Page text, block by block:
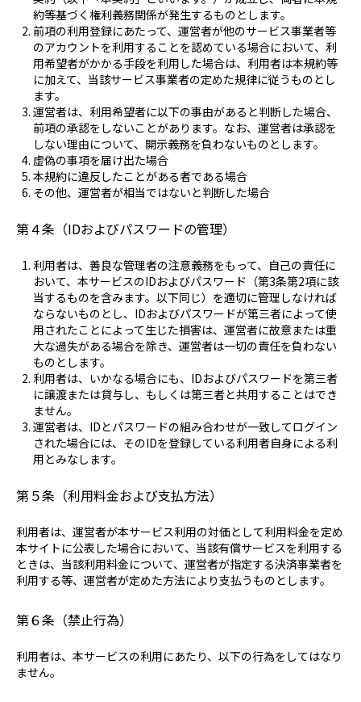
約等基づく権利義務関係が発生するものとします。
前項の利用登録にあたって、運営者が他のサービス事業者等
のアカウントを利用することを認めている場合において、利
用希望者がかかる手段を利用した場合は、利用者は本規約等
に加えて、当該サービス事業者の定めた規律に従うものとし
ます。
運営者は、利用希望者に以下の事由があると判断した場合、
前項の承認をしないことがあります。なお、運営者は承認を
しない理由について、開示義務を負わないものとします。
虚偽の事項を届け出た場合
本規約に違反したことがある者である場合
その他、運営者が相当ではないと判断した場合
第４条（IDおよびパスワードの管理）
利用者は、善良な管理者の注意義務をもって、自己の責任に
おいて、本サービスのIDおよびパスワード（第3条第2項に該
当するものを含みます。以下同じ）を適切に管理しなければ
ならないものとし、IDおよびパスワードが第三者によって使
用されたことによって生じた損害は、運営者に故意または重
大な過失がある場合を除き、運営者は一切の責任を負わない
ものとします。
利用者は、いかなる場合にも、IDおよびパスワードを第三者
に譲渡または貸与し、もしくは第三者と共用することはでき
ません。
運営者は、IDとパスワードの組み合わせが一致してログイン
された場合には、そのIDを登録している利用者自身による利
用とみなします。
第５条（利用料金および支払方法）
利用者は、運営者が本サービス利用の対価として利用料金を定め
本サイトに公表した場合において、当該有償サービスを利用する
ときは、当該利用料金について、運営者が指定する決済事業者を
利用する等、運営者が定めた方法により支払うものとします。
第６条（禁止行為）
利用者は、本サービスの利用にあたり、以下の行為をしてはなり
ません。